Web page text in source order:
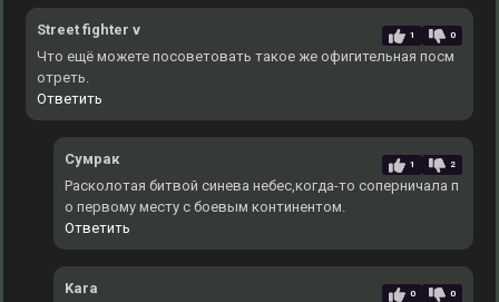
Street fighter v 1 0
Что ещё можете посоветовать такое же офигительная посм
отреть.
Ответить
Сумрак 1 2
Расколотая битвой синева небес,когда-то соперничала п
о первому месту с боевым континентом.
Ответить
Kara 0 0